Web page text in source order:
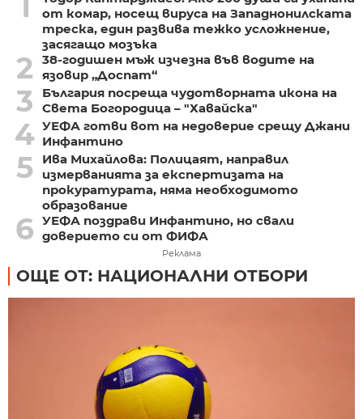
от комар, носещ вируса на Западнонилската
треска, един развива тежко усложнение,
засягащо мозъка
2
38-годишен мъж изчезна във водите на
язовир „Доспат“
3
България посреща чудотворната икона на
Света Богородица – "Хавайска"
4 УЕФА готви вот на недоверие срещу Джани
Инфантино
5
Ива Михайлова: Полицаят, направил
измерванията за експертизата на
прокуратурата, няма необходимото
образование
6 УЕФА поздрави Инфантино, но свали
доверието си от ФИФА
Реклама
ОЩЕ ОТ: НАЦИОНАЛНИ ОТБОРИ